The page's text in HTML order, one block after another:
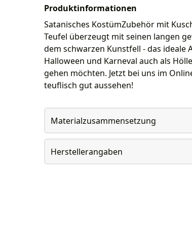
Produktinformationen
Satanisches KostümZubehör mit
Teufel überzeugt mit seinen langen
dem schwarzen Kunstfell - das ideale
Halloween und Karneval auch als
gehen möchten. Jetzt bei uns im
teuflisch gut aussehen!
Materialzusammensetzung
Herstellerangaben